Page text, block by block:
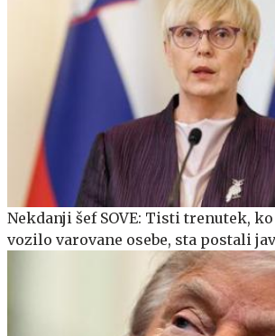
Nekdanji šef SOVE: Tisti trenutek,
vozilo varovane osebe, sta postali